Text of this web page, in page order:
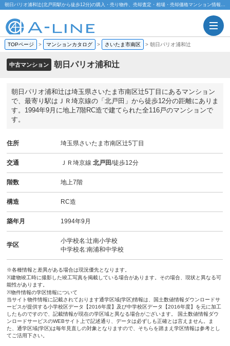
朝日パリオ浦和辻(北戸田駅から徒歩12分)の購入・売り物件、売却査定・相場・売却価格マンション情報｜株式会社A-LINE
TOPページ > マンションカタログ > さいたま市南区 > 朝日パリオ浦和辻
中古マンション 朝日パリオ浦和辻
朝日パリオ浦和辻は埼玉県さいたま市南区辻5丁目にあるマンション
で、最寄り駅はＪＲ埼京線の「北戸田」から徒歩12分の距離にありま
す。1994年9月に地上7階RC造で建てられた全116戸のマンションで
す。
住所 埼玉県さいたま市南区辻5丁目
交通 ＪＲ埼京線北戸田/徒歩12分
階数 地上7階
構造 RC造
築年月 1994年9月
学区
小学校名:辻南小学校
中学校名:南浦和中学校
※各種情報と差異がある場合は現況優先となります。
※建物竣工時に撮影した竣工写真を掲載している場合があります。その場合、現状と異なる可
能性があります。
※物件情報の学区情報について
当サイト物件情報に記載されております通学区域(学区)情報は、国土数値情報ダウンロードサ
ービスが提供する小学校区データ【2016年度】及び中学校区データ【2016年度】を元に加工
したものですので、記載情報が現在の学区域と異なる場合がございます。 国土数値情報ダウ
ンロードサービスのWEBサイト上で記述通り、データは必ずしも正確とは言えません。ま
た、通学区域(学区)は毎年見直しの対象となりますので、そちらを踏まえ学区情報は参考とし
てご活用下さい。